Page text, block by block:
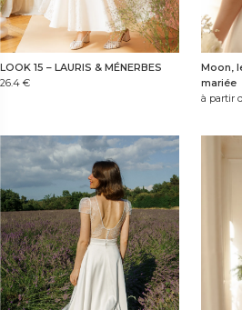
LOOK 15 – LAURIS & MÉNERBES
26.4 €
Moon,
mariée
à partir